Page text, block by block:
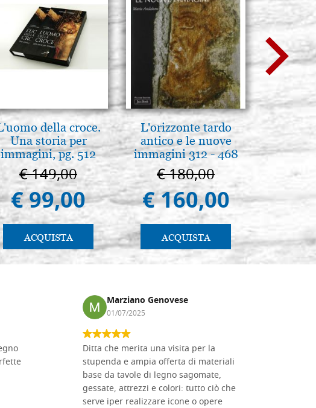
della croce.
Una storia per
immagini, pg. 512
€ 149,00
€ 99,00
ACQUISTA
L'orizzonte tardo
antico e le nuove
immagini 312 - 468
€ 180,00
€ 160,00
ACQUISTA
Madre
€
€
Marziano Genovese
01/07/2025
Ditta che merita una visita per la
stupenda e ampia offerta di materiali
base da tavole di legno sagomate,
gessate, attrezzi e colori: tutto ciò che
serve iper realizzare icone o opere